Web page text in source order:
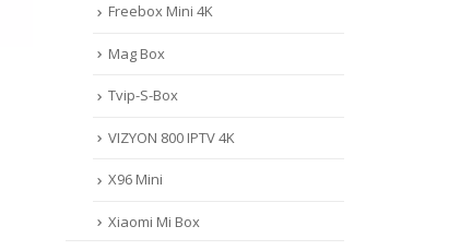
Freebox Mini 4K
Mag Box
Tvip-S-Box
VIZYON 800 IPTV 4K
X96 Mini
Xiaomi Mi Box